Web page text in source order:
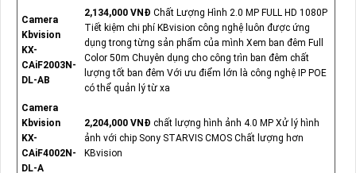
Camera
Kbvision
KX-
CAiF2003N-
DL-AB
2,134,000 VNĐ Chất Lượng Hình 2.0 MP FULL HD 1080P
Tiết kiệm chi phí KBvision công nghệ luôn được ứng
dụng trong từng sản phẩm của mình Xem ban đêm Full
Color 50m Chuyên dụng cho công trìn ban đêm chất
lượng tốt ban đêm Với ưu điểm lớn là công nghệ IP POE
có thể quản lý từ xa
Camera
Kbvision
KX-
CAiF4002N-
DL-A
2,204,000 VNĐ chất lượng hình ảnh 4.0 MP Xử lý hình
ảnh với chip Sony STARVIS CMOS Chất lượng hơn
KBvision